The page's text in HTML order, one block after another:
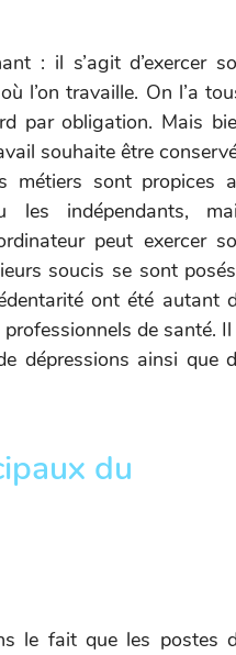
: il s’agit d’exercer
l’on travaille. On l’a
par obligation. Mais
souhaite être
métiers sont propices
les indépendants,
peut exercer
soucis se sont
ont été autant
de santé. Il
dépressions ainsi que
du
le fait que les postes